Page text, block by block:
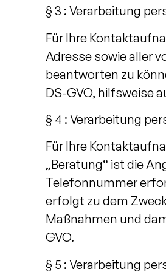
§ 3 : Verarbeitung
Für Ihre
Adresse sowie aller
beantworten zu
DS-GVO, hilfsweise
§ 4 : Verarbeitung
Für Ihre
„Beratung“ ist die
Telefonnummer
erfolgt zu dem
Maßnahmen und
GVO.
§ 5 : Verarbeitung